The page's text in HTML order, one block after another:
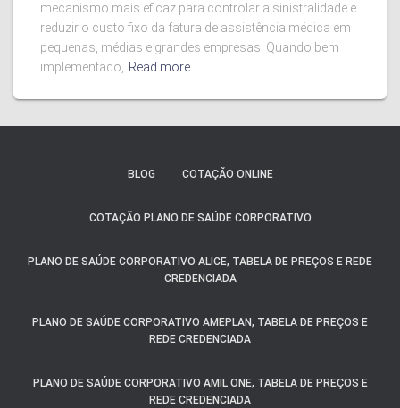
mecanismo mais eficaz para controlar a sinistralidade e
reduzir o custo fixo da fatura de assistência médica em
pequenas, médias e grandes empresas. Quando bem
implementado, Read more…
BLOG COTAÇÃO ONLINE
COTAÇÃO PLANO DE SAÚDE CORPORATIVO
PLANO DE SAÚDE CORPORATIVO ALICE, TABELA DE PREÇOS E REDE
CREDENCIADA
PLANO DE SAÚDE CORPORATIVO AMEPLAN, TABELA DE PREÇOS E
REDE CREDENCIADA
PLANO DE SAÚDE CORPORATIVO AMIL ONE, TABELA DE PREÇOS E
REDE CREDENCIADA